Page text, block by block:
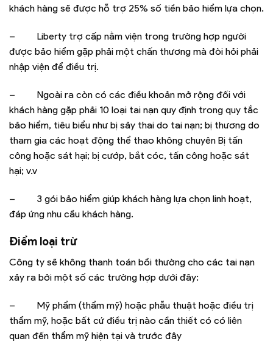
khách hàng sẽ được hỗ trợ 25% số tiền bảo hiểm lựa chọn.
–
Liberty trợ cấp nằm viện trong trường hợp người
được bảo hiểm gặp phải một chấn thương mà đòi hỏi phải
nhập viện để điều trị.
–
Ngoài ra còn có các điều khoản mở rộng đối với
khách hàng gặp phải 10 loại tai nạn quy định trong quy tắc
bảo hiểm, tiêu biểu như bị sảy thai do tai nạn; bị thương do
tham gia các hoạt động thể thao không chuyên Bị tấn
công hoặc sát hại; bị cướp, bắt cóc, tấn công hoặc sát
hại; v.v
–
3 gói bảo hiểm giúp khách hàng lựa chọn linh hoạt,
đáp ứng nhu cầu khách hàng.
Điểm loại trừ
Công ty sẽ không thanh toán bồi thường cho các tai nạn
xảy ra bởi một số các trường hợp dưới đây:
–
Mỹ phẩm (thẩm mỹ) hoặc phẫu thuật hoặc điều trị
thẩm mỹ, hoặc bất cứ điều trị nào cần thiết có có liên
quan đến thẩm mỹ hiện tại và trước đây